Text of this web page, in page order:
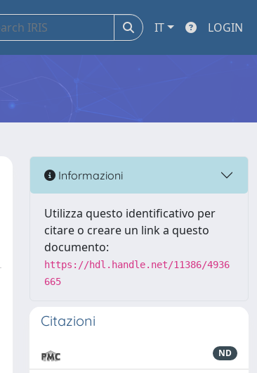
IT LOGIN
Informazioni
Utilizza questo identificativo per
citare o creare un link a questo
documento:
https://hdl.handle.net/11386/4936
665
Citazioni
ND